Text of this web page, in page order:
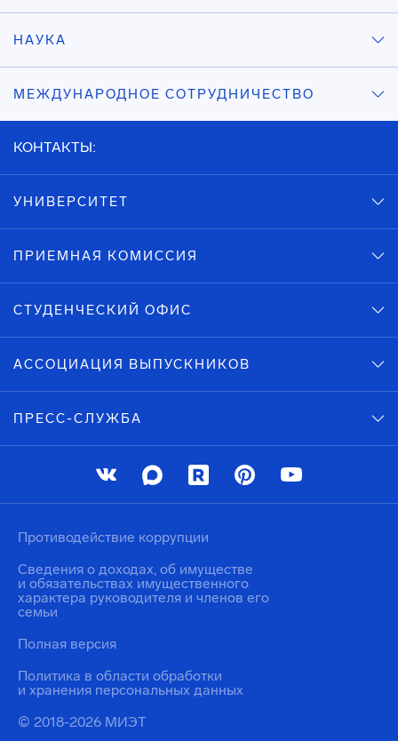
НАУКА
МЕЖДУНАРОДНОЕ СОТРУДНИЧЕСТВО
КОНТАКТЫ:
УНИВЕРСИТЕТ
ПРИЕМНАЯ КОМИССИЯ
СТУДЕНЧЕСКИЙ ОФИС
АССОЦИАЦИЯ ВЫПУСКНИКОВ
ПРЕСС-СЛУЖБА
© 2018-2026 МИЭТ
Политика в области обработки
и хранения персональных данных
Противодействие коррупции
Сведения о доходах, об имуществе
и обязательствах имущественного
характера руководителя и членов его
семьи
Полная версия